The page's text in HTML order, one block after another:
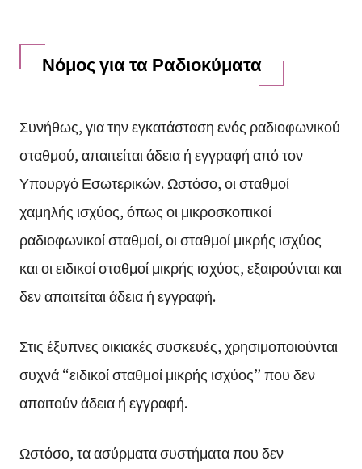
Νόμος για τα Ραδιοκύματα
Συνήθως, για την εγκατάσταση ενός ραδιοφωνικού
σταθμού, απαιτείται άδεια ή εγγραφή από τον
Υπουργό Εσωτερικών. Ωστόσο, οι σταθμοί
χαμηλής ισχύος, όπως οι μικροσκοπικοί
ραδιοφωνικοί σταθμοί, οι σταθμοί μικρής ισχύος
και οι ειδικοί σταθμοί μικρής ισχύος, εξαιρούνται και
δεν απαιτείται άδεια ή εγγραφή.
Στις έξυπνες οικιακές συσκευές, χρησιμοποιούνται
συχνά “ειδικοί σταθμοί μικρής ισχύος” που δεν
απαιτούν άδεια ή εγγραφή.
Ωστόσο, τα ασύρματα συστήματα που δεν